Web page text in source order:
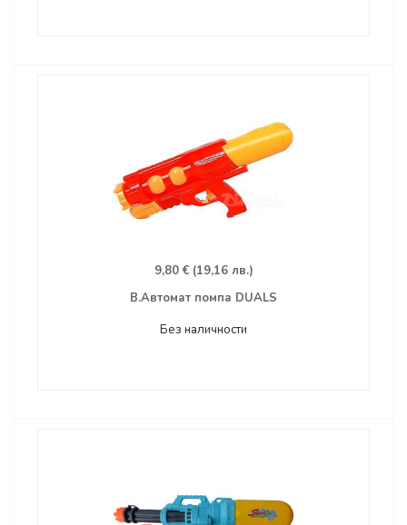
9,80 € (19,16 лв.)
В.Автомат помпа DUALS
Без наличности